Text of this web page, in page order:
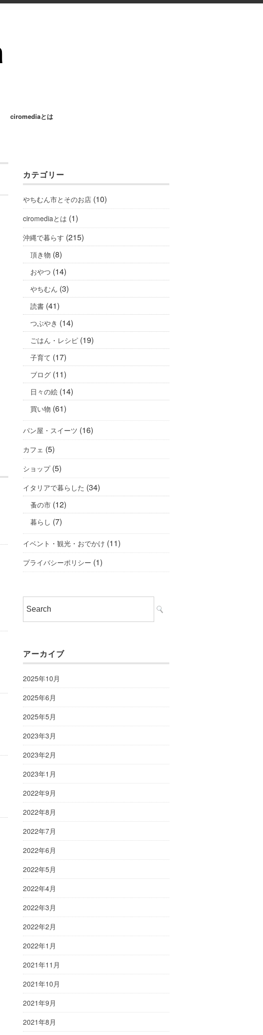
ciromediaとは
カテゴリー
やちむん市とそのお店 (10)
ciromediaとは (1)
沖縄で暮らす (215)
頂き物 (8)
おやつ (14)
やちむん (3)
読書 (41)
つぶやき (14)
ごはん・レシピ (19)
子育て (17)
ブログ (11)
日々の絵 (14)
買い物 (61)
パン屋・スイーツ (16)
カフェ (5)
ショップ(5)
イタリアで暮らした (34)
蚤の市 (12)
暮らし (7)
イベント・観光・おでかけ (11)
プライバシーポリシー (1)
アーカイブ
2025年10月
2025年6月
2025年5月
2023年3月
2023年2月
2023年1月
2022年9月
2022年8月
2022年7月
2022年6月
2022年5月
2022年4月
2022年3月
2022年2月
2022年1月
2021年11月
2021年10月
2021年9月
2021年8月